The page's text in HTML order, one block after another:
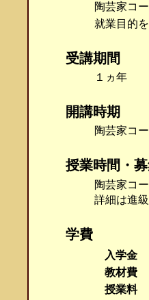
陶芸家コ
就業目的
受講期間
１ヵ年
開講時期
陶芸家コ
授業時間・
陶芸家コ
詳細は進
学費
入学金
教材費
授業料